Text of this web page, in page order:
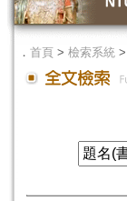
． 首頁 > 檢索系統 >